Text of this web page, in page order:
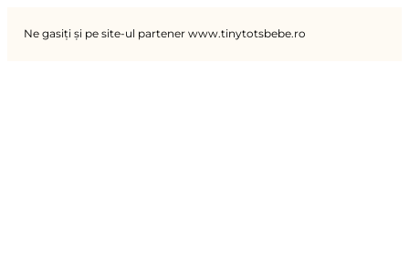
Ne gasiți și pe site-ul partener www.tinytotsbebe.ro